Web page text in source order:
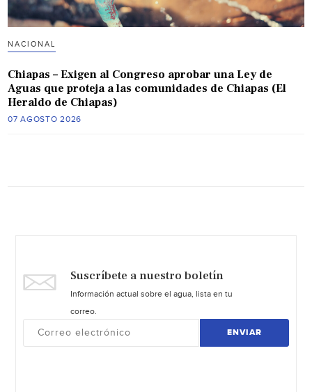
NACIONAL
Chiapas – Exigen al Congreso aprobar una Ley de
Aguas que proteja a las comunidades de Chiapas (El
Heraldo de Chiapas)
07 AGOSTO 2026
Suscríbete a nuestro boletín
Información actual sobre el agua, lista en tu
correo.
ENVIAR